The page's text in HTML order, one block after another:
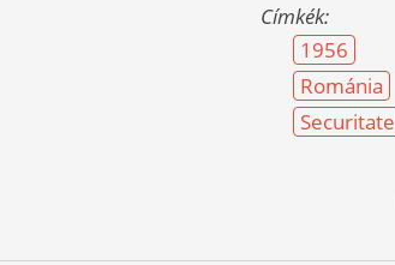
Címkék:
1956
Románia
Securitate